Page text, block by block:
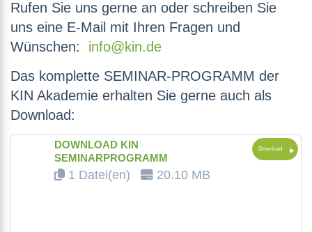
Rufen Sie uns gerne an oder schreiben Sie
uns eine E-Mail mit Ihren Fragen und
Wünschen: info@kin.de
Das komplette SEMINAR-PROGRAMM der
KIN Akademie erhalten Sie gerne auch als
Download:
DOWNLOAD KIN
SEMINARPROGRAMM
1 Datei(en) 20.10 MB
Download